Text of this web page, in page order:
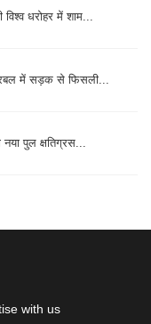
धरोहर में शाम...
में सड़क से फिसली...
पुल क्षतिग्रस...
with us